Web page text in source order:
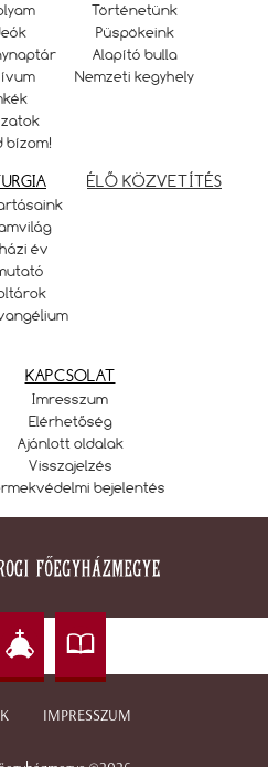
bízom!
Történetünk
Püspökeink
Alapító bulla
Nemzeti kegyhely
év
ÉLŐ KÖZVETÍTÉS
KAPCSOLAT
Imresszum
Elérhetőség
Ajánlott oldalak
Visszajelzés
bejelentés
IMPRESSZUM